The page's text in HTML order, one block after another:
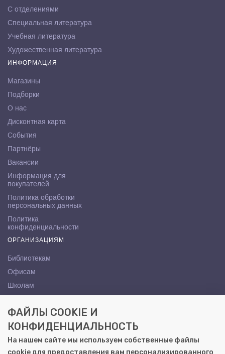
С отделениями
Специальная литература
Учебная литература
Художественная литература
ИНФОРМАЦИЯ
Магазины
Подборки
О нас
Дисконтная карта
События
Партнёры
Вакансии
Информация для
покупателей
Политика обработки
персональных данных
Политика
конфиденциальности
ОРГАНИЗАЦИЯМ
Библиотекам
Офисам
Школам
КОНТАКТЫ
Саратов, ул. Осипова, 10А
+7 (8452) 72-65-65
ФАЙЛЫ COOKIE И
КОНФИДЕНЦИАЛЬНОСТЬ
На нашем сайте мы используем собственные файлы
cookie для предоставления вам персонализированного